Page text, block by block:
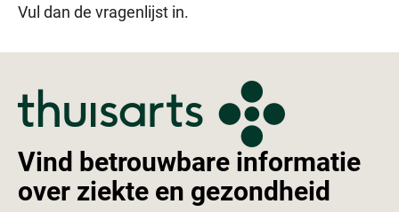
Vul dan de vragenlijst in.
Vind betrouwbare informatie
over ziekte en gezondheid